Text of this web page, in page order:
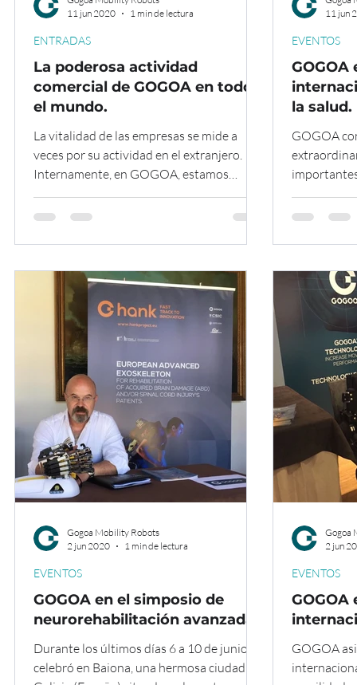
La poderosa actividad
comercial de GOGOA en todo
el mundo.
La vitalidad de las empresas se mide a
veces por su actividad en el extranjero.
Internamente, en GOGOA, estamos
trabajando en la puesta a...
ENTRADAS
11 jun 2020
1 min de lectura
GOGOA
la salud.
GOGOA
técnico y
EVENTOS
11 jun
GOGOA en el simposio de
neurorehabilitación avanzada.
Durante los últimos días 6 a 10 de junio se
celebró en Baiona, una hermosa ciudad de
EVENTOS
Gogoa Mobility Robots
2 jun 2020
1 min de lectura
GOGOA
GOGOA
EVENTOS
Gogoa
2 jun